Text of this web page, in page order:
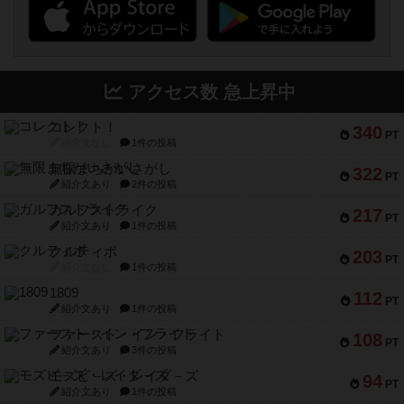
アクセス数 急上昇中
340 PT
コレクト！
1件の投稿
322 PT
無限まちがいさがし
紹介文あり 2件の投稿
217 PT
ガルフストライク
紹介文あり 1件の投稿
203 PT
クルティボ
1件の投稿
112 PT
1809
紹介文あり 1件の投稿
108 PT
ファースト・イン・フライト
紹介文あり 3件の投稿
94 PT
モズビ－ズ・レイダ－ズ
紹介文あり 1件の投稿